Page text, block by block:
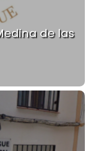
de las